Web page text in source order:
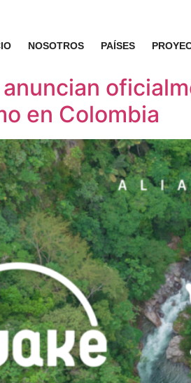
NOSOTROS PAÍSES
en Colombia